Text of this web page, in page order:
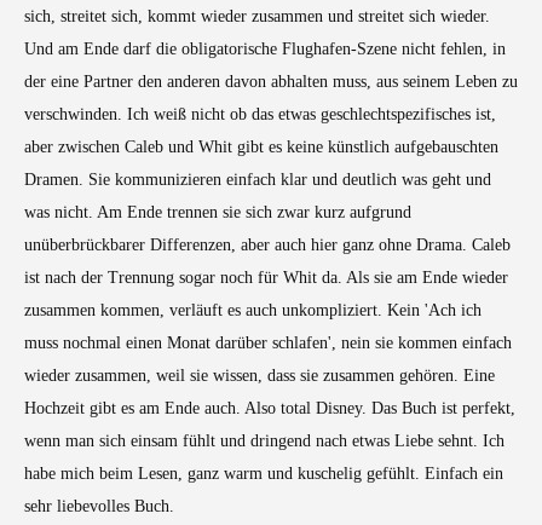
sich, streitet sich, kommt wieder zusammen und streitet sich wieder.
Und am Ende darf die obligatorische Flughafen-Szene nicht fehlen, in
der eine Partner den anderen davon abhalten muss, aus seinem Leben zu
verschwinden. Ich weiß nicht ob das etwas geschlechtspezifisches ist,
aber zwischen Caleb und Whit gibt es keine künstlich aufgebauschten
Dramen. Sie kommunizieren einfach klar und deutlich was geht und
was nicht. Am Ende trennen sie sich zwar kurz aufgrund
unüberbrückbarer Differenzen, aber auch hier ganz ohne Drama. Caleb
ist nach der Trennung sogar noch für Whit da. Als sie am Ende wieder
zusammen kommen, verläuft es auch unkompliziert. Kein 'Ach ich
muss nochmal einen Monat darüber schlafen', nein sie kommen einfach
wieder zusammen, weil sie wissen, dass sie zusammen gehören. Eine
Hochzeit gibt es am Ende auch. Also total Disney. Das Buch ist perfekt,
wenn man sich einsam fühlt und dringend nach etwas Liebe sehnt. Ich
habe mich beim Lesen, ganz warm und kuschelig gefühlt. Einfach ein
sehr liebevolles Buch.